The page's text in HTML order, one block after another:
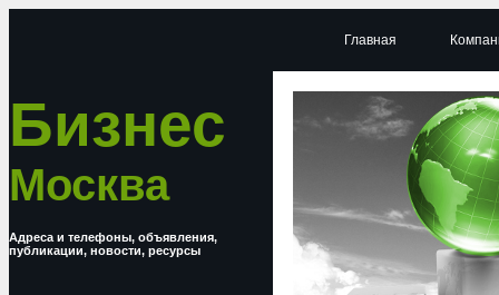
Бизнес
Москва
Адреса и телефоны, объявления,
публикации, новости, ресурсы
Главная